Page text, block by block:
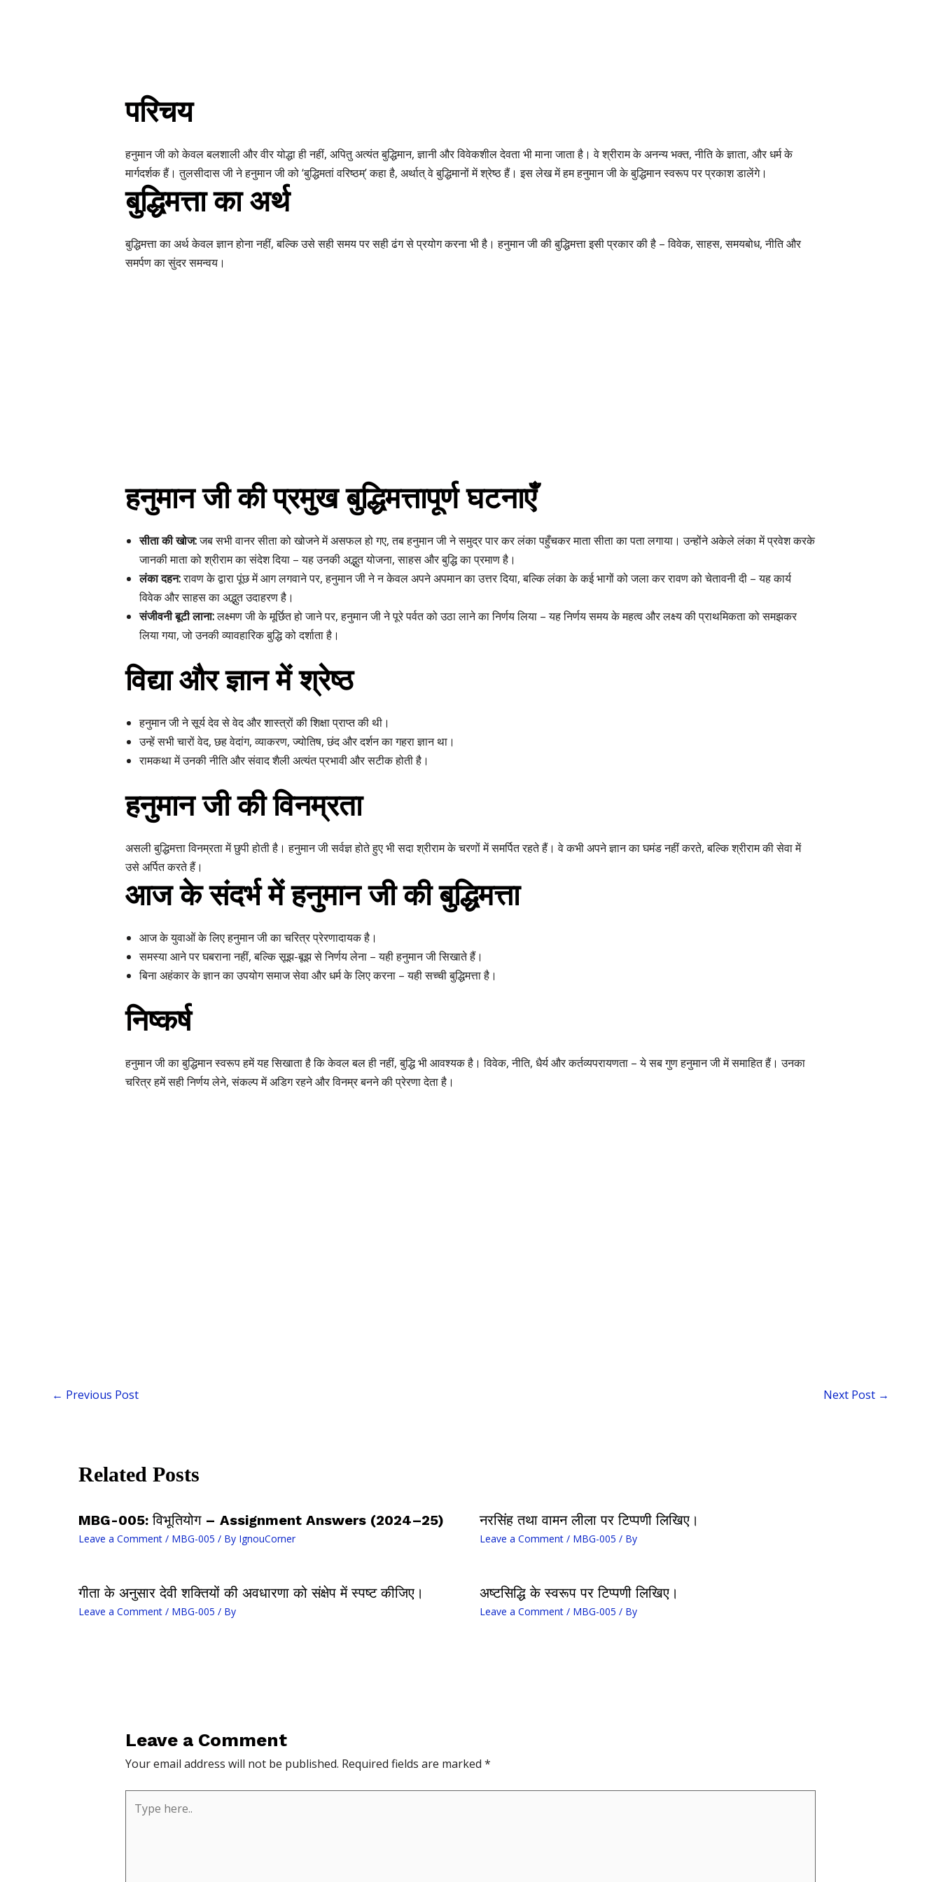
परिचय
हनुमान जी को केवल बलशाली और वीर योद्धा ही नहीं, अपितु अत्यंत बुद्धिमान, ज्ञानी और विवेकशील देवता भी माना जाता है। वे श्रीराम के अनन्य भक्त, नीति के ज्ञाता, और धर्म के
मार्गदर्शक हैं। तुलसीदास जी ने हनुमान जी को ‘बुद्धिमतां वरिष्ठम्’ कहा है, अर्थात् वे बुद्धिमानों में श्रेष्ठ हैं। इस लेख में हम हनुमान जी के बुद्धिमान स्वरूप पर प्रकाश डालेंगे।
बुद्धिमत्ता का अर्थ
बुद्धिमत्ता का अर्थ केवल ज्ञान होना नहीं, बल्कि उसे सही समय पर सही ढंग से प्रयोग करना भी है। हनुमान जी की बुद्धिमत्ता इसी प्रकार की है – विवेक, साहस, समयबोध, नीति और
समर्पण का सुंदर समन्वय।
हनुमान जी की प्रमुख बुद्धिमत्तापूर्ण घटनाएँ
सीता की खोज:जब सभी वानर सीता को खोजने में असफल हो गए, तब हनुमान जी ने समुद्र पार कर लंका पहुँचकर माता सीता का पता लगाया। उन्होंने अकेले लंका में प्रवेश करके
जानकी माता को श्रीराम का संदेश दिया – यह उनकी अद्भुत योजना, साहस और बुद्धि का प्रमाण है।
लंका दहन:रावण के द्वारा पूंछ में आग लगवाने पर, हनुमान जी ने न केवल अपने अपमान का उत्तर दिया, बल्कि लंका के कई भागों को जला कर रावण को चेतावनी दी – यह कार्य
विवेक और साहस का अद्भुत उदाहरण है।
संजीवनी बूटी लाना:लक्ष्मण जी के मूर्छित हो जाने पर, हनुमान जी ने पूरे पर्वत को उठा लाने का निर्णय लिया – यह निर्णय समय के महत्व और लक्ष्य की प्राथमिकता को समझकर
लिया गया, जो उनकी व्यावहारिक बुद्धि को दर्शाता है।
विद्या और ज्ञान में श्रेष्ठ
हनुमान जी ने सूर्य देव से वेद और शास्त्रों की शिक्षा प्राप्त की थी।
उन्हें सभी चारों वेद, छह वेदांग, व्याकरण, ज्योतिष, छंद और दर्शन का गहरा ज्ञान था।
रामकथा में उनकी नीति और संवाद शैली अत्यंत प्रभावी और सटीक होती है।
हनुमान जी की विनम्रता
असली बुद्धिमत्ता विनम्रता में छुपी होती है। हनुमान जी सर्वज्ञ होते हुए भी सदा श्रीराम के चरणों में समर्पित रहते हैं। वे कभी अपने ज्ञान का घमंड नहीं करते, बल्कि श्रीराम की सेवा में
उसे अर्पित करते हैं।
आज के संदर्भ में हनुमान जी की बुद्धिमत्ता
आज के युवाओं के लिए हनुमान जी का चरित्र प्रेरणादायक है।
समस्या आने पर घबराना नहीं, बल्कि सूझ-बूझ से निर्णय लेना – यही हनुमान जी सिखाते हैं।
बिना अहंकार के ज्ञान का उपयोग समाज सेवा और धर्म के लिए करना – यही सच्ची बुद्धिमत्ता है।
निष्कर्ष
हनुमान जी का बुद्धिमान स्वरूप हमें यह सिखाता है कि केवल बल ही नहीं, बुद्धि भी आवश्यक है। विवेक, नीति, धैर्य और कर्तव्यपरायणता – ये सब गुण हनुमान जी में समाहित हैं। उनका
चरित्र हमें सही निर्णय लेने, संकल्प में अडिग रहने और विनम्र बनने की प्रेरणा देता है।
← Previous Post Next Post →
Related Posts
MBG-005: विभूतियोग – Assignment Answers (2024–25)
Leave a Comment / MBG-005 / By IgnouCorner
नरसिंह तथा वामन लीला पर टिप्पणी लिखिए।
Leave a Comment / MBG-005 / By
गीता के अनुसार देवी शक्तियों की अवधारणा को संक्षेप में स्पष्ट कीजिए।
Leave a Comment / MBG-005 / By
अष्टसिद्धि के स्वरूप पर टिप्पणी लिखिए।
Leave a Comment / MBG-005 / By
Leave a Comment
Your email address will not be published. Required fields are marked *
here..